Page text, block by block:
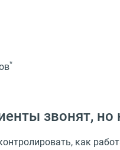
*
звонят,
как